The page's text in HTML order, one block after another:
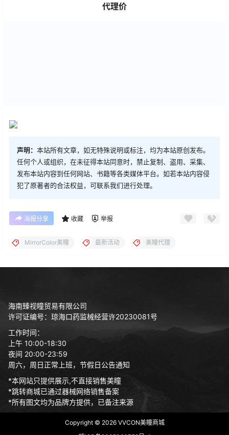
代理价
声明： 本站所有文章，如无特殊说明或标注，均为本站原创发布。
任何个人或组织，在未征得本站同意时，禁止复制、盗用、采集、
发布本站内容到任何网站、书籍等各类媒体平台。如若本站内容侵
犯了原著者的合法权益，可联系我们进行处理。
海报分享 收藏 举报
MirrorColor美瞳 最新活动 美瞳代理
海南臻视瞳贸易有限公司
许可证编号：琼海口药监械经营许20230081号
工作时间：
上午 10:00-18:30
夜间 20:00-23:59
周六，周日正常上班，节假日公告通知
*本网站只提供展示,不直接销售美瞳
*跳转商城已通过器械网络销售备案
*所有图文均为品牌方提供，已备注来源
Copyright © 2026VVCON美瞳商城